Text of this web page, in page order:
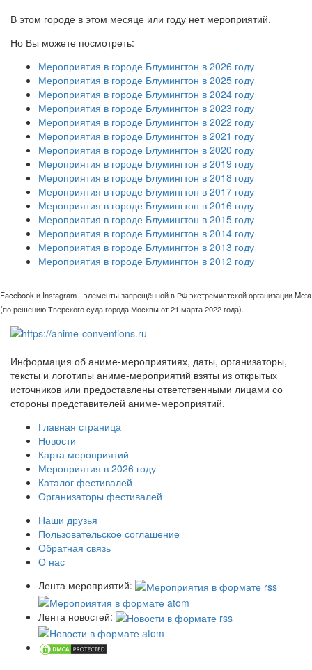
В этом городе в этом месяце или году нет мероприятий.
Но Вы можете посмотреть:
Мероприятия в городе Блумингтон в 2026 году
Мероприятия в городе Блумингтон в 2025 году
Мероприятия в городе Блумингтон в 2024 году
Мероприятия в городе Блумингтон в 2023 году
Мероприятия в городе Блумингтон в 2022 году
Мероприятия в городе Блумингтон в 2021 году
Мероприятия в городе Блумингтон в 2020 году
Мероприятия в городе Блумингтон в 2019 году
Мероприятия в городе Блумингтон в 2018 году
Мероприятия в городе Блумингтон в 2017 году
Мероприятия в городе Блумингтон в 2016 году
Мероприятия в городе Блумингтон в 2015 году
Мероприятия в городе Блумингтон в 2014 году
Мероприятия в городе Блумингтон в 2013 году
Мероприятия в городе Блумингтон в 2012 году
Facebook и Instagram - элементы запрещённой в РФ экстремистской организации Meta
(по решению Тверского суда города Москвы от 21 марта 2022 года).
Информация об аниме-мероприятиях, даты, организаторы,
тексты и логотипы аниме-мероприятий взяты из открытых
источников или предоставлены ответственными лицами со
стороны представителей аниме-мероприятий.
Главная страница
Новости
Карта мероприятий
Мероприятия в 2026 году
Каталог фестивалей
Организаторы фестивалей
Наши друзья
Пользовательское соглашение
Обратная связь
О нас
Лента мероприятий:
Лента новостей: